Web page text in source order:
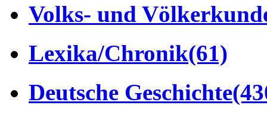
Volks- und
Lexika/Chronik(61)
Deutsche Geschichte